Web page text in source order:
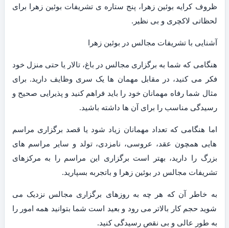
ظروف کرایه بوئین زهرا، پنج ستاره ی تشریفات بوئین زهرا برای
لحظاتی لاکچری و بی نظیر.
آشنایی با تشریفات مجالس در بوئین زهرا
هنگامی که شما به برگزاری مجالس در باغ، تالار یا حتی منزل خود
فکر می کنید، در مقابل مهمان ها یک سری وظایف دارید. برای
مثال شما رفاه مهمانان خود را باید فراهم کنید و پذیرایی صحیح و
رسیدگی مناسب را برای آن ها داشته باشید.
اما هنگامی که تعداد مهمانان زیاد شود یا قصد برگزاری مراسم
هایی همچون عقد، عروسی، نامزدی، تولد و سایر مراسم های
بزرگ را دارید، بهتر است برگزاری این مراسم را به مرکزهای
تشریفات مجالس در بوئین زهرا و باتجربه بسپارید.
به خاطر آن که هر چه به روزهای برگزاری مجالس نزدیک می
شوید حجم کار بالاتر می رود و بعید است شما بتوانید همه امور را
به طور عالی و بی نقص رسیدگی کنید.